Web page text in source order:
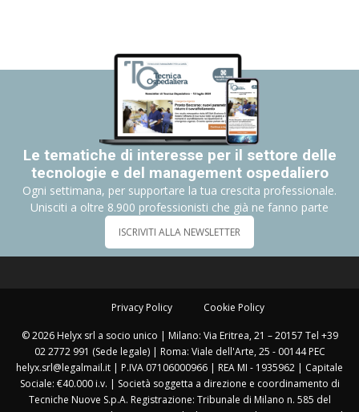
Le tematiche di interesse per il settore delle
tecnologie e del management ospedaliero
Ogni settimana, per supportare la tua crescita professionale.
Unisciti a oltre 8.900 professionisti che già ne fanno parte
ISCRIVITI ALLA NEWSLETTER
Privacy Policy Cookie Policy
© 2026 Helyx srl a socio unico | Milano: Via Eritrea, 21 – 20157 Tel +39
02 2772 991 (Sede legale) | Roma: Viale dell'Arte, 25 - 00144 PEC
helyx.srl@legalmail.it | P.IVA 07106000966 | REA MI - 1935962 | Capitale
Sociale: €40.000 i.v. | Società soggetta a direzione e coordinamento di
Tecniche Nuove S.p.A. Registrazione: Tribunale di Milano n. 585 del